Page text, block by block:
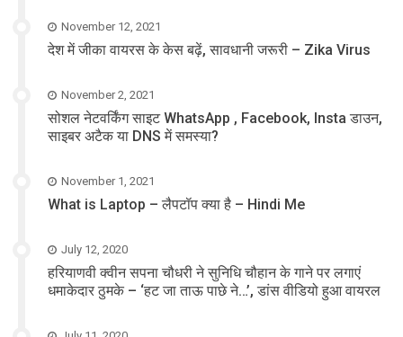
November 12, 2021
देश में जीका वायरस के केस बढ़ें, सावधानी जरूरी – Zika Virus
November 2, 2021
सोशल नेटवर्किंग साइट WhatsApp , Facebook, Insta डाउन,
साइबर अटैक या DNS में समस्या?
November 1, 2021
What is Laptop – लैपटॉप क्या है – Hindi Me
July 12, 2020
हरियाणवी क्वीन सपना चौधरी ने सुनिधि चौहान के गाने पर लगाएं
धमाकेदार ठुमके – ‘हट जा ताऊ पाछे ने…’, डांस वीडियो हुआ वायरल